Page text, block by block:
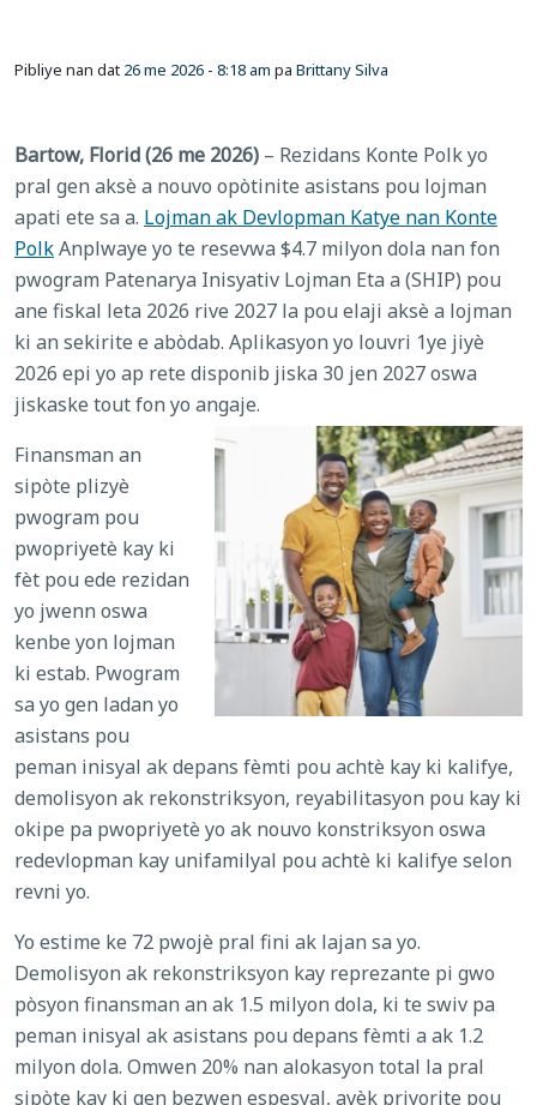
Pibliye nan dat 26 me 2026 - 8:18 am pa Brittany Silva
Bartow, Florid (26 me 2026) – Rezidans Konte Polk yo
pral gen aksè a nouvo opòtinite asistans pou lojman
apati ete sa a. Lojman ak Devlopman Katye nan Konte
PolkAnplwaye yo te resevwa $4.7 milyon dola nan fon
pwogram Patenarya Inisyativ Lojman Eta a (SHIP) pou
ane fiskal leta 2026 rive 2027 la pou elaji aksè a lojman
ki an sekirite e abòdab. Aplikasyon yo louvri 1ye jiyè
2026 epi yo ap rete disponib jiska 30 jen 2027 oswa
jiskaske tout fon yo angaje.
Finansman an
sipòte plizyè
pwogram pou
pwopriyetè kay ki
fèt pou ede rezidan
yo jwenn oswa
kenbe yon lojman
ki estab. Pwogram
sa yo gen ladan yo
asistans pou
peman inisyal ak depans fèmti pou achtè kay ki kalifye,
demolisyon ak rekonstriksyon, reyabilitasyon pou kay ki
okipe pa pwopriyetè yo ak nouvo konstriksyon oswa
redevlopman kay unifamilyal pou achtè ki kalifye selon
revni yo.
Yo estime ke 72 pwojè pral fini ak lajan sa yo.
Demolisyon ak rekonstriksyon kay reprezante pi gwo
pòsyon finansman an ak 1.5 milyon dola, ki te swiv pa
peman inisyal ak asistans pou depans fèmti a ak 1.2
milyon dola. Omwen 20% nan alokasyon total la pral
sipòte kay ki gen bezwen espesyal, avèk priyorite pou